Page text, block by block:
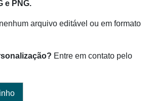
e PNG.
arquivo editável ou em formato
Entre em contato pelo